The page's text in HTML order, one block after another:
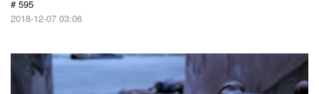
# 595
2018-12-07 03:06